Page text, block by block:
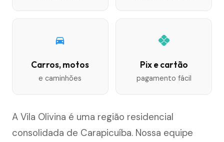
Carros, motos
e caminhões
Pix e cartão
pagamento fácil
A Vila Olivina é uma região residencial
consolidada de Carapicuíba. Nossa equipe